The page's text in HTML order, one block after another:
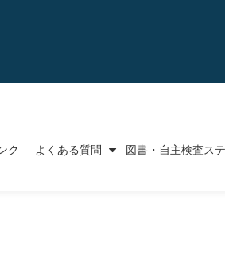
ク よくある質問
図書・自主検査ス